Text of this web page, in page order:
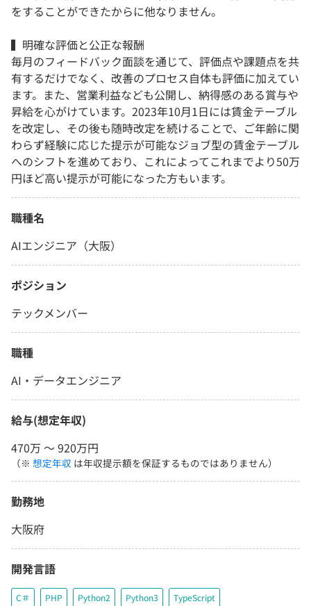
をすることができたからに他なりません。
▍明確な評価と公正な報酬
毎月のフィードバック面談を通じて、評価点や課題点を共
有するだけでなく、改善のプロセス自体も評価に加えてい
ます。また、営業利益なども公開し、納得感のある賞与や
昇給を心がけています。2023年10月1日には賃金テーブル
を改定し、その後も随時改定を続けることで、ご年齢に関
わらず経験に応じた提示が可能なジョブ型の賃金テーブル
へのシフトを進めており、これによってこれまでより50万
円ほど高い提示が可能になった方もいます。
職種名
AIエンジニア（大阪）
ポジション
テックメンバー
職種
AI・データエンジニア
給与(想定年収)
470万 〜 920万円
（※ 想定年収 は年収提示額を保証するものではありません）
勤務地
大阪府
開発言語
C＃ PHP Python2 Python3 TypeScript